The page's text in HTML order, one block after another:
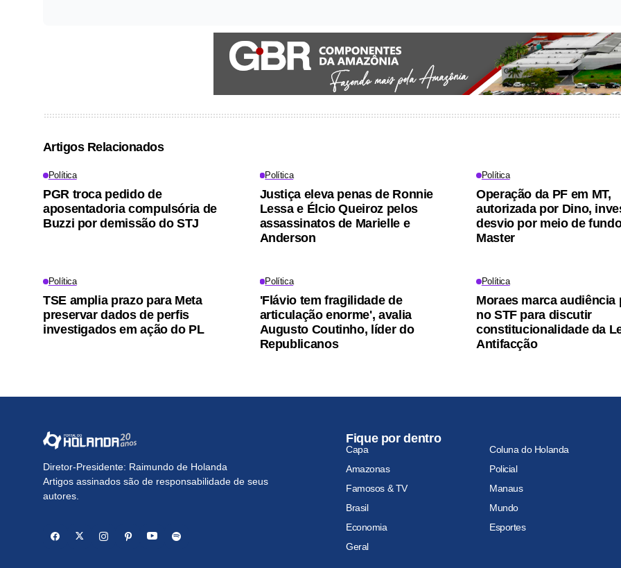
Artigos Relacionados
Política
PGR troca pedido de
aposentadoria compulsória de
Buzzi por demissão do STJ
Política
Justiça eleva penas de Ronnie
Lessa e Élcio Queiroz pelos
assassinatos de Marielle e
Anderson
Política
Operação da PF em MT,
autorizada por Dino,
desvio por meio de
Master
Política
TSE amplia prazo para Meta
preservar dados de perfis
investigados em ação do PL
Política
'Flávio tem fragilidade de
articulação enorme', avalia
Augusto Coutinho, líder do
Republicanos
Política
Moraes marca audiência
no STF para discutir
constitucionalidade da
Antifacção
Diretor-Presidente: Raimundo de Holanda
Artigos assinados são de responsabilidade de seus
autores.
Fique por dentro
Capa
Coluna do Holanda
Amazonas
Policial
Famosos & TV
Manaus
Brasil
Mundo
Economia
Esportes
Geral